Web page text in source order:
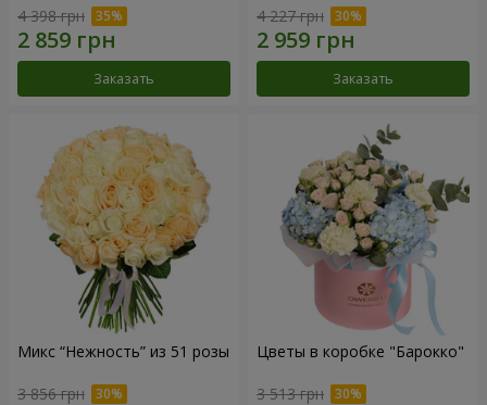
4 398 грн
Заказать
4 227 грн
Заказать
Микс “Нежность” из 51 розы
3 856 грн
Цветы в коробке "Барокко"
3 513 грн